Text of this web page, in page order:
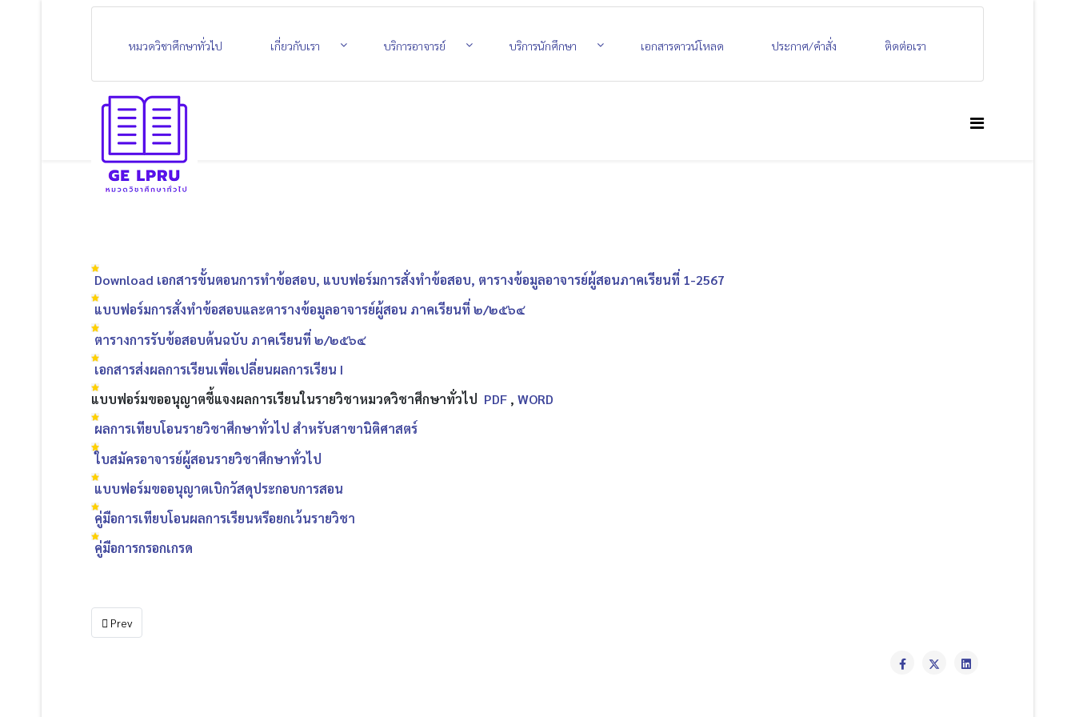
หมวดวิชาศึกษาทั่วไป เกี่ยวกับเรา บริการอาจารย์ บริการนักศึกษา เอกสารดาวน์โหลด ประกาศ/คำสั่ง ติดต่อเรา
Download เอกสารขั้นตอนการทำข้อสอบ, แบบฟอร์มการสั่งทำข้อสอบ, ตารางข้อมูลอาจารย์ผู้สอนภาคเรียนที่ 1-2567
แบบฟอร์มการสั่งทำข้อสอบและตารางข้อมูลอาจารย์ผู้สอน ภาคเรียนที่ ๒/๒๕๖๔
ตารางการรับข้อสอบต้นฉบับ ภาคเรียนที่ ๒/๒๕๖๔
เอกสารส่งผลการเรียนเพื่อเปลี่ยนผลการเรียน I
แบบฟอร์มขออนุญาตชี้แจงผลการเรียนในรายวิชาหมวดวิชาศึกษาทั่วไป PDF , WORD
ผลการเทียบโอนรายวิชาศึกษาทั่วไป สำหรับสาขานิติศาสตร์
ใบสมัครอาจารย์ผู้สอนรายวิชาศึกษาทั่วไป
แบบฟอร์มขออนุญาตเบิกวัสดุประกอบการสอน
คู่มือการเทียบโอนผลการเรียนหรือยกเว้นรายวิชา
คู่มือการกรอกเกรด
Previous article: ประกาศคำสั่ง
Prev